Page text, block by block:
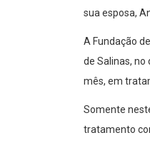
sua esposa,
A Fundação
de Salinas,
mês, em
Somente
tratamento